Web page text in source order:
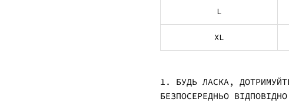
L
XL
1. БУДЬ ЛАСКА,
БЕЗПОСЕРЕДНЬО